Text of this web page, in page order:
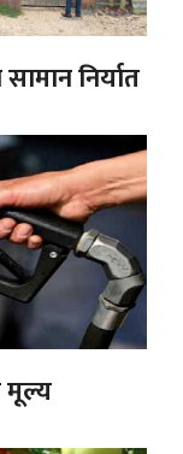
निर्यात
मूल्य